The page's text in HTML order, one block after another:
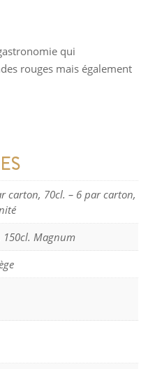
qui
rouges mais également
carton, 70cl. – 6 par carton,
150cl. Magnum